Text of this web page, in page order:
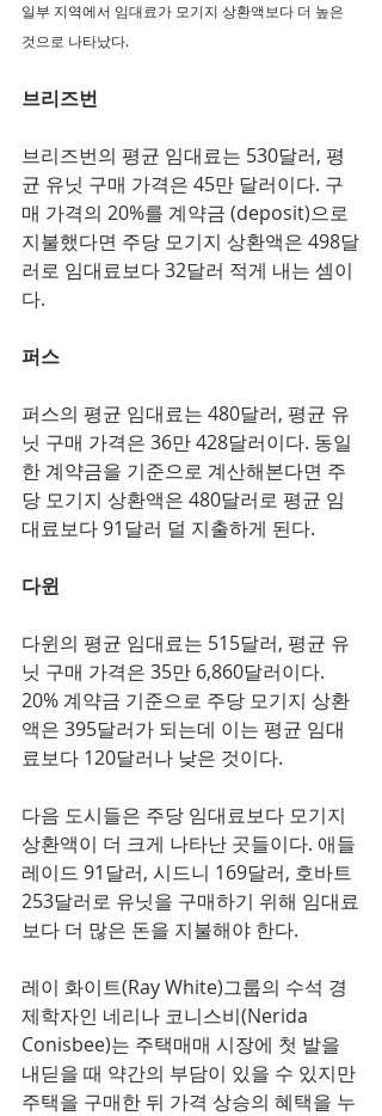
일부 지역에서 임대료가 모기지 상환액보다 더 높은
것으로 나타났다.
브리즈번
브리즈번의 평균 임대료는 530달러, 평
균 유닛 구매 가격은 45만 달러이다. 구
매 가격의 20%를 계약금 (deposit)으로
지불했다면 주당 모기지 상환액은 498달
러로 임대료보다 32달러 적게 내는 셈이
다.
퍼스
퍼스의 평균 임대료는 480달러, 평균 유
닛 구매 가격은 36만 428달러이다. 동일
한 계약금을 기준으로 계산해본다면 주
당 모기지 상환액은 480달러로 평균 임
대료보다 91달러 덜 지출하게 된다.
다윈
다윈의 평균 임대료는 515달러, 평균 유
닛 구매 가격은 35만 6,860달러이다.
20% 계약금 기준으로 주당 모기지 상환
액은 395달러가 되는데 이는 평균 임대
료보다 120달러나 낮은 것이다.
다음 도시들은 주당 임대료보다 모기지
상환액이 더 크게 나타난 곳들이다. 애들
레이드 91달러, 시드니 169달러, 호바트
253달러로 유닛을 구매하기 위해 임대료
보다 더 많은 돈을 지불해야 한다.
레이 화이트(Ray White)그룹의 수석 경
제학자인 네리나 코니스비(Nerida
Conisbee)는 주택매매 시장에 첫 발을
내딛을 때 약간의 부담이 있을 수 있지만
주택을 구매한 뒤 가격 상승의 혜택을 누